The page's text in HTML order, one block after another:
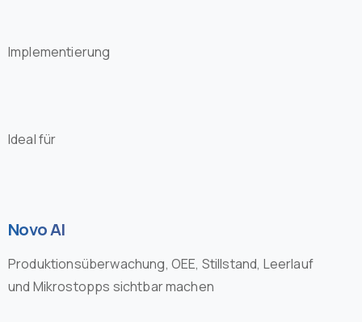
Implementierung
Ideal für
Novo AI
Produktionsüberwachung, OEE, Stillstand, Leerlauf
und Mikrostopps sichtbar machen